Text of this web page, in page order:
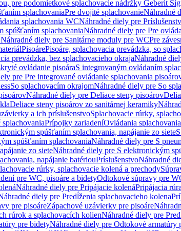
pre podomietkové splachovacie nádržky Geberit
splachovaniaPre dvojité splachovanieNáhradné
splachovania WCNáhradné diely pre
spúšťaním splachovaniaNáhradné diely pre Pre
Náhradné diely pre Sanitárne moduly pre WCPre
PisoárePisoáre, splachovacia prevádzka, so
prevádzka, bez splachovacieho okrajaNáhradné
ovládanie pisoáraS integrovaným ovládaním
pre Pre integrované ovládanie splachovania
So splachovacím okrajomNáhradné diely pre So
Náhradné diely pre Deliace steny pisoárov
Deliace steny pisoárov zo sanitárnej keramiky
a ich príslušenstvoSplachovacie rúrky,
Prípojky zariadeníOvládania
spúšťaním splachovania, napájanie zo siete
spúšťaním splachovaniaNáhradné diely pre S
zo sieteNáhradné diely pre S elektronickým
napájanie batériouPríslušenstvoNáhradné
rúrky, splachovacie kolená a prechody
pre WC, pisoáre a bidetyOdtokové súpravy pre
Náhradné diely pre Pripájacie kolenáPripájacia
diely pre Predĺženia splachovacieho kolena
pre pisoáreZápachové uzávierky pre pisoáre
rúrok a splachovacích kolienNáhradné diely pre
pre bidetyNáhradné diely pre Odtokové armatúry